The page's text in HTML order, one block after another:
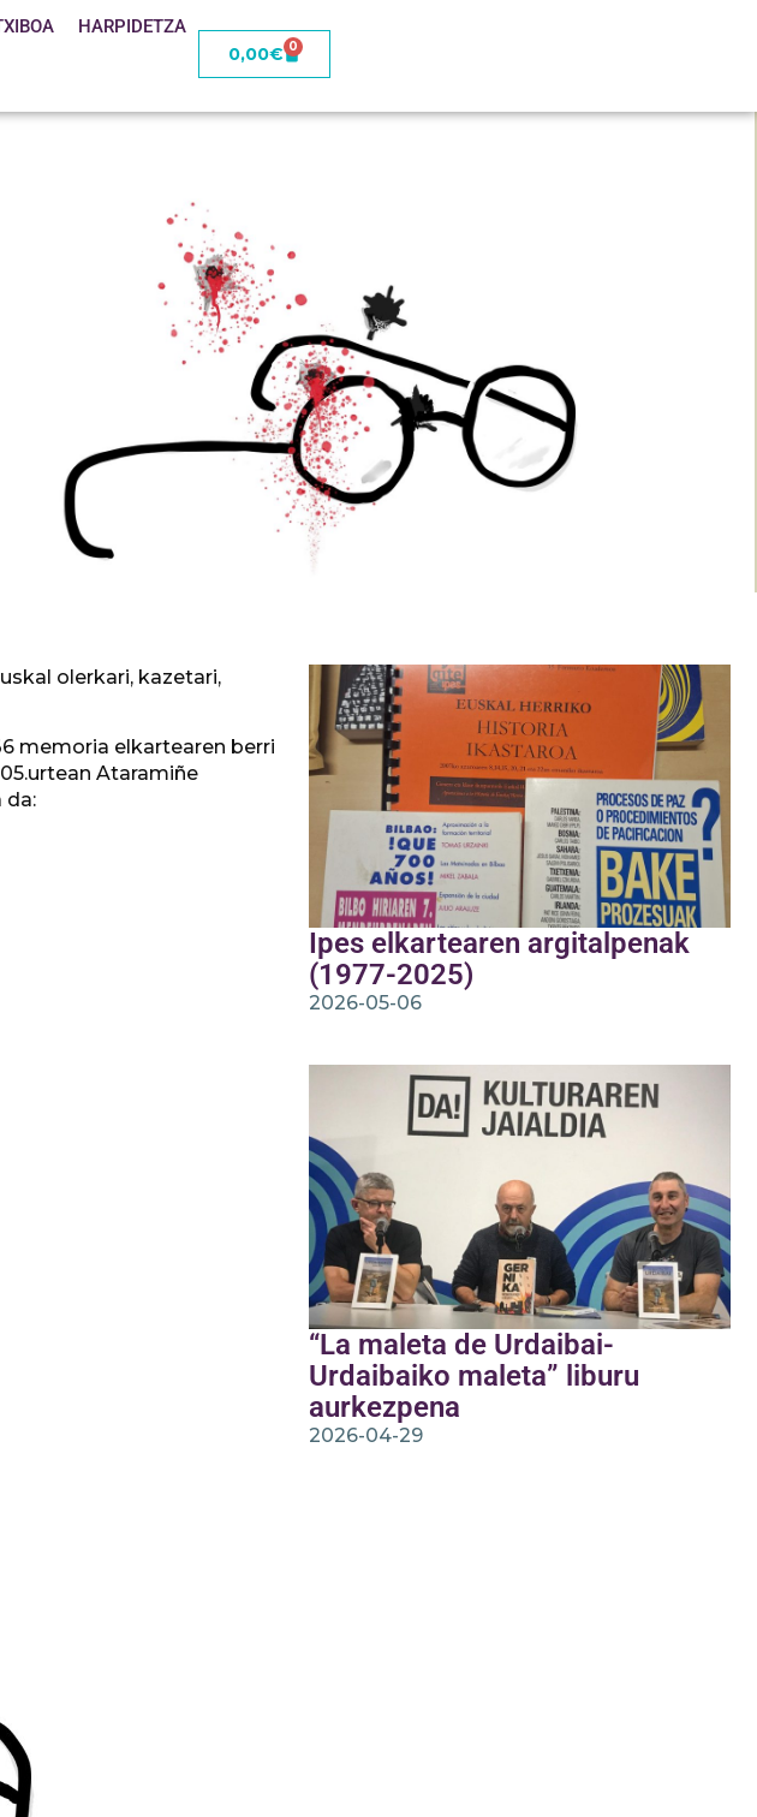
HARPIDETZA
0,00€ 0
olerkari, kazetari,
memoria elkartearen berri
Ataramiñe
da:
Ipes elkartearen argitalpenak
(1977-2025)
2026-05-06
“La maleta de Urdaibai-
Urdaibaiko maleta” liburu
aurkezpena
2026-04-29